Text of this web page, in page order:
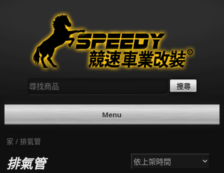
尋
找：
Menu
家 / 排氣管
排氣管